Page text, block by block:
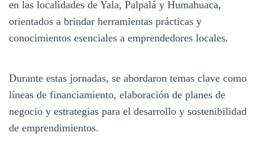
en las localidades de Yala, Palpalá y Humahuaca,
orientados a brindar herramientas prácticas y
conocimientos esenciales a emprendedores locales.
Durante estas jornadas, se abordaron temas clave como
líneas de financiamiento, elaboración de planes de
negocio y estrategias para el desarrollo y sostenibilidad
de emprendimientos.